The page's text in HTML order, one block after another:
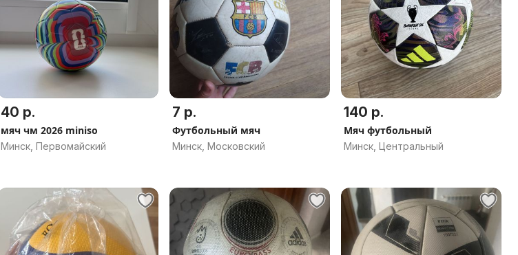
40 р.
мяч чм 2026 miniso
Минск, Первомайский
7 р.
Футбольный мяч
Минск, Московский
140 р.
Мяч футбольный
Минск, Центральный